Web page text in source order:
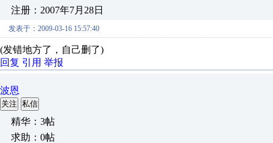
注册：2007年7月28日
发表于：2009-03-16 15:57:40
(发错地方了，自己删了)
回复 引用 举报
波恩
关注 私信
精华：3帖
求助：0帖